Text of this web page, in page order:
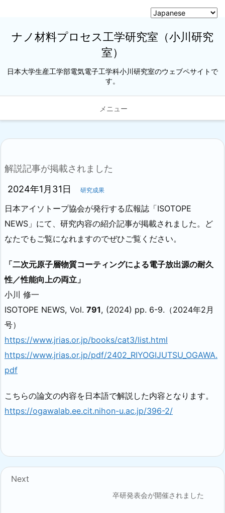
ナノ材料プロセス工学研究室（小川研究
室）
日本大学生産工学部電気電子工学科小川研究室のウェブペサイトで
す。
メニュー
解説記事が掲載されました
2024年1月31日
研究成果
日本アイソトープ協会が発行する広報誌「ISOTOPE
NEWS」にて、研究内容の紹介記事が掲載されました。ど
なたでもご覧になれますのでぜひご覧ください。
「二次元原子層物質コーティングによる電子放出源の耐久
性／性能向上の両立」
小川 修一
ISOTOPE NEWS, Vol. 791, (2024) pp. 6-9.（2024年2月
号）
https://www.jrias.or.jp/books/cat3/list.html
https://www.jrias.or.jp/pdf/2402_RIYOGIJUTSU_OGAWA.
pdf
こちらの論文の内容を日本語で解説した内容となります。
https://ogawalab.ee.cit.nihon-u.ac.jp/396-2/
卒研発表会が開催されました
Next